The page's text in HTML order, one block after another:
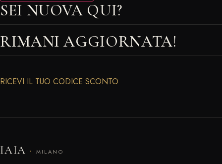
SEI NUOVA QUI?
RIMANI AGGIORNATA!
RICEVI IL TUO CODICE SCONTO
IAIA · MILANO